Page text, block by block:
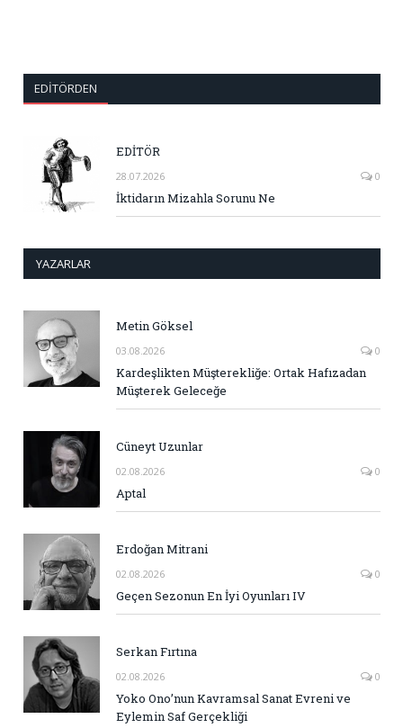
EDITÖRDEN
EDİTÖR
28.07.2026 0
İktidarın Mizahla Sorunu Ne
YAZARLAR
Metin Göksel
03.08.2026 0
Kardeşlikten Müşterekliğe: Ortak Hafızadan
Müşterek Geleceğe
Cüneyt Uzunlar
02.08.2026 0
Aptal
Erdoğan Mitrani
02.08.2026 0
Geçen Sezonun En İyi Oyunları IV
Serkan Fırtına
02.08.2026 0
Yoko Ono’nun Kavramsal Sanat Evreni ve
Eylemin Saf Gerçekliği